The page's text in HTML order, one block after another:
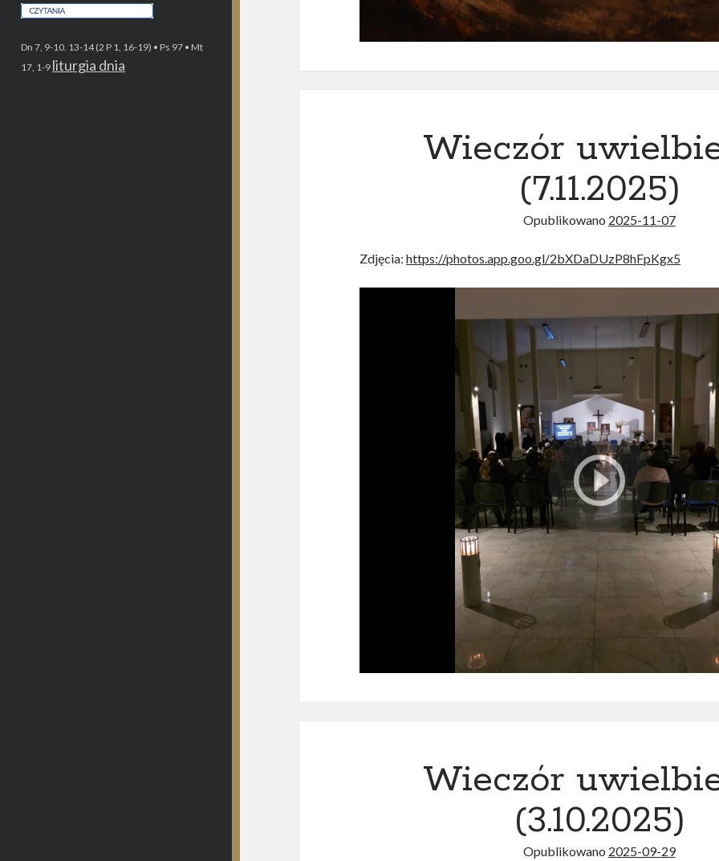
Dn 7, 9-10. 13-14 (2 P 1, 16-19) • Ps 97 • Mt
17, 1-9 liturgia dnia
Wieczór
(7.11.2025)
Opublikowano 2025-11-07
Zdjęcia:https://photos.app.goo.gl/2bXDaDUzP8hFpKgx5
Wieczór
(3.10.2025)
Opublikowano 2025-09-29